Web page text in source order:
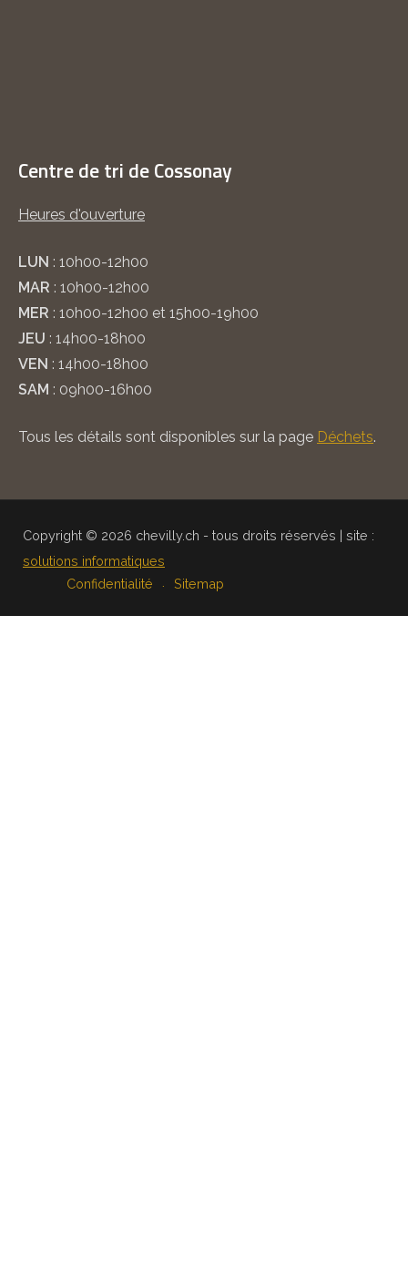
Centre de tri de Cossonay
Heures d'ouverture
LUN : 10h00-12h00
MAR : 10h00-12h00
MER : 10h00-12h00 et 15h00-19h00
JEU : 14h00-18h00
VEN : 14h00-18h00
SAM : 09h00-16h00
Tous les détails sont disponibles sur la page Déchets.
Copyright © 2026 chevilly.ch - tous droits réservés | site :
solutions informatiques
Confidentialité
Sitemap